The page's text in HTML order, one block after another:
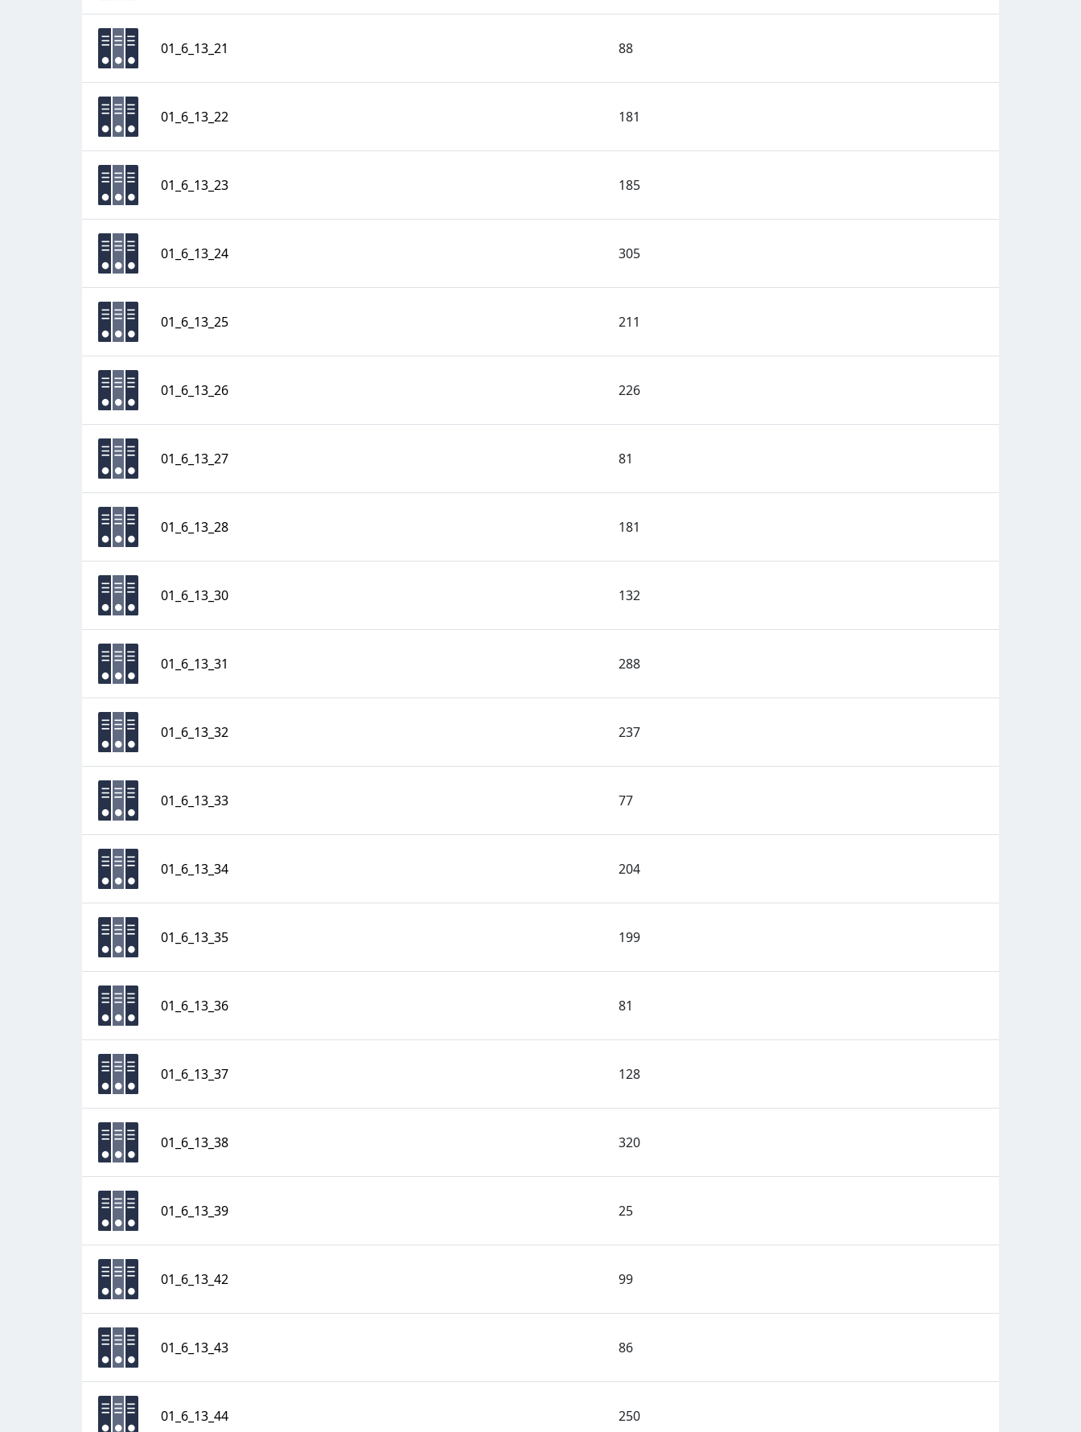
01_6_13_21 88
01_6_13_22 181
01_6_13_23 185
01_6_13_24 305
01_6_13_25 211
01_6_13_26 226
01_6_13_27 81
01_6_13_28 181
01_6_13_30 132
01_6_13_31 288
01_6_13_32 237
01_6_13_33 77
01_6_13_34 204
01_6_13_35 199
01_6_13_36 81
01_6_13_37 128
01_6_13_38 320
01_6_13_39 25
01_6_13_42 99
01_6_13_43 86
01_6_13_44 250